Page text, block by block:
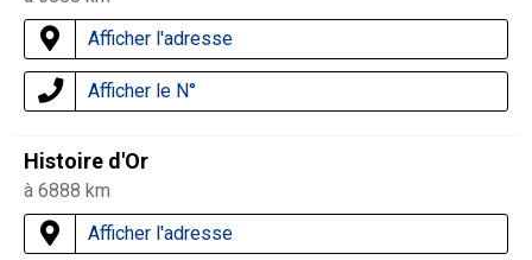
Afficher l'adresse
Afficher le N°
Histoire d'Or
à 6888 km
Afficher l'adresse